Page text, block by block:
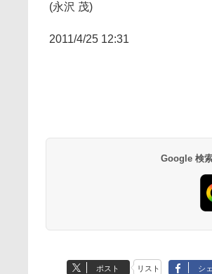
(永沢 茂)
2011/4/25 12:31
Google 検
ポスト リスト シ